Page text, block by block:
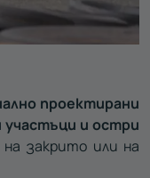
проектирани
участъци и остри
закрито или на